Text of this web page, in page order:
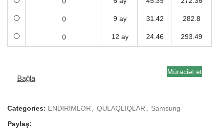
9 ay 31.42 282.8
12 ay 24.46 293.49
Bağla
Müraciət et
Categories: ENDİRİMLƏR , QULAQLIQLAR , Samsung
Paylaş: